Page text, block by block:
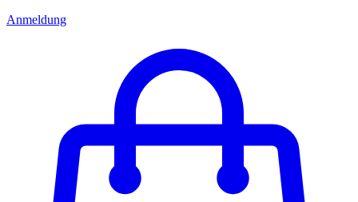
Anmeldung